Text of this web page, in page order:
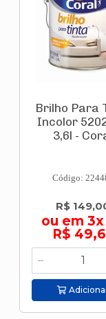
Brilho Para
Incolor
3,6l -
Código:
R$
ou em
R$